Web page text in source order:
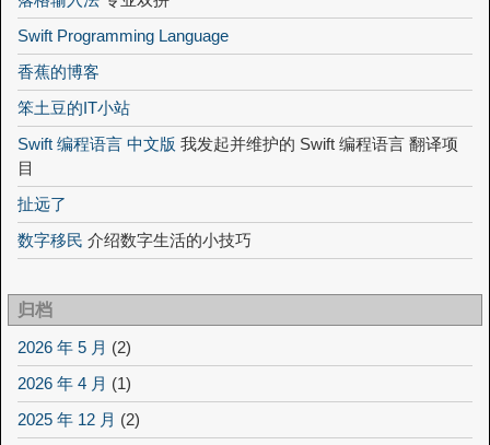
Swift Programming Language
香蕉的博客
笨土豆的IT小站
Swift 编程语言 中文版 我发起并维护的 Swift 编程语言 翻译项
目
扯远了
数字移民 介绍数字生活的小技巧
归档
2026 年 5 月 (2)
2026 年 4 月 (1)
2025 年 12 月 (2)